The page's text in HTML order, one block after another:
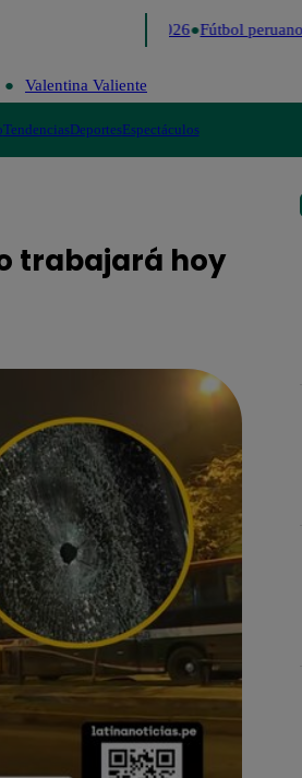
Perú Decide 2026 Fútbol peruano
Valentina Valiente
TendenciasDeportesEspectáculos
trabajará hoy